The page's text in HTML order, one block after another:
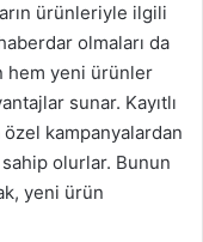
ürünleriyle ilgili
olmaları da
hem yeni ürünler
sunar. Kayıtlı
kampanyalardan
sahip olurlar. Bunun
yeni ürün